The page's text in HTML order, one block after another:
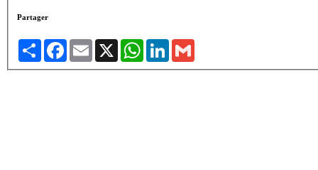
Partager
Share Facebook
Email X WhatsApp
LinkedIn